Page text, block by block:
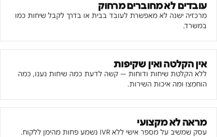
עובדים לא מחוברים מרחוק
מרכזיה ישנה לא מאפשרת לעובד בבית או בדרך לקבל שיחות כמו
במשרד.
אין הקלטה ואין שקיפות
ללא הקלטת שיחות ודוחות — קשה לדעת כמה שיחות נענו, כמה
הוחמצו ומה איכות השירות.
מראה לא מקצועי
עסק שמשיב על מספר אישי ללא IVR נשמע פחות מהימן ללקוח.